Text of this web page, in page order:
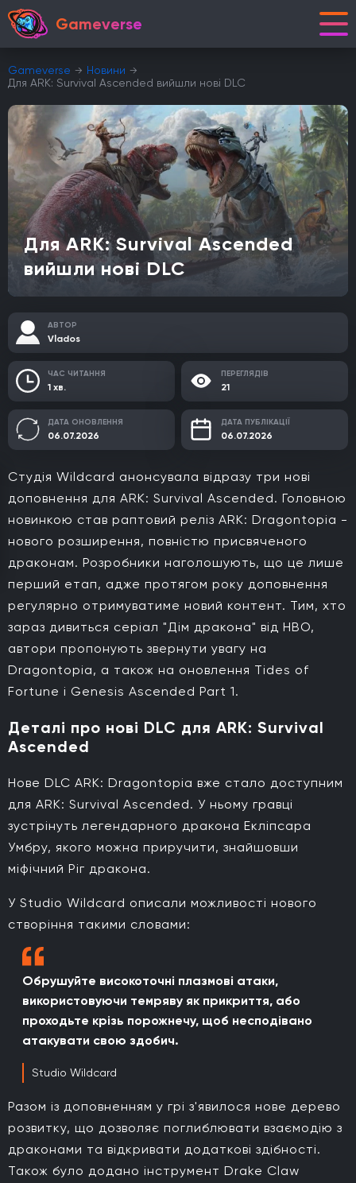
Gameverse
Gameverse
Новини
Для ARK: Survival Ascended вийшли нові DLC
Для ARK: Survival Ascended
вийшли нові DLC
АВТОР
Vlados
ЧАС ЧИТАННЯ
1 хв.
ПЕРЕГЛЯДІВ
21
ДАТА ОНОВЛЕННЯ
06.07.2026
ДАТА ПУБЛІКАЦІЇ
06.07.2026
Студія Wildcard анонсувала відразу три нові
доповнення для ARK: Survival Ascended. Головною
новинкою став раптовий реліз ARK: Dragontopia -
нового розширення, повністю присвяченого
драконам. Розробники наголошують, що це лише
перший етап, адже протягом року доповнення
регулярно отримуватиме новий контент. Тим, хто
зараз дивиться серіал "Дім дракона" від HBO,
автори пропонують звернути увагу на
Dragontopia, а також на оновлення Tides of
Fortune і Genesis Ascended Part 1.
Деталі про нові DLC для ARK: Survival
Ascended
Нове DLC ARK: Dragontopia вже стало доступним
для ARK: Survival Ascended. У ньому гравці
зустрінуть легендарного дракона Екліпсара
Умбру, якого можна приручити, знайшовши
міфічний Ріг дракона.
У Studio Wildcard описали можливості нового
створіння такими словами:
Обрушуйте високоточні плазмові атаки,
використовуючи темряву як прикриття, або
проходьте крізь порожнечу, щоб несподівано
атакувати свою здобич.
Studio Wildcard
Разом із доповненням у грі з'явилося нове дерево
розвитку, що дозволяє поглиблювати взаємодію з
драконами та відкривати додаткові здібності.
Також було додано інструмент Drake Claw